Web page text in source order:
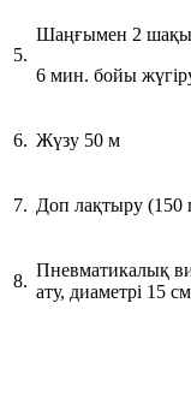
5.
Шаңғымен 2
6 мин. бойы
6. Жүзу 50 м
7. Доп лақтыру (150
8.
Пневматикалық
ату, диаметрі 15